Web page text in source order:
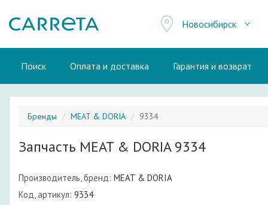
Новосибирск
Поиск Оплата и доставка Гарантия и возврат
Бренды MEAT & DORIA 9334
Запчасть MEAT & DORIA 9334
Производитель, бренд: MEAT & DORIA
Код, артикул: 9334